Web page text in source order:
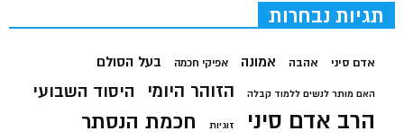
תגיות נבחרות
אדם סיני אהבה אמונה אפיקי חכמה בעל הסולם
האם מותר לנשים ללמוד קבלה הזוהר היומי היסוד השבועי
הרב אדם סיני זוגיות חכמת הנסתר